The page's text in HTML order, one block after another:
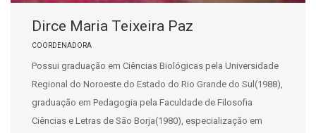
Dirce Maria Teixeira Paz
COORDENADORA
Possui graduação em Ciências Biológicas pela Universidade
Regional do Noroeste do Estado do Rio Grande do Sul(1988),
graduação em Pedagogia pela Faculdade de Filosofia
Ciências e Letras de São Borja(1980), especialização em